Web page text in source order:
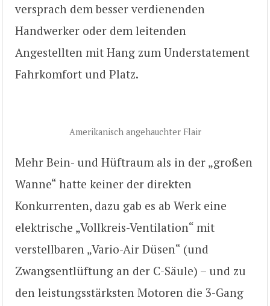
versprach dem besser verdienenden
Handwerker oder dem leitenden
Angestellten mit Hang zum Understatement
Fahrkomfort und Platz.
Amerikanisch angehauchter Flair
Mehr Bein- und Hüftraum als in der „großen
Wanne“ hatte keiner der direkten
Konkurrenten, dazu gab es ab Werk eine
elektrische „Vollkreis-Ventilation“ mit
verstellbaren „Vario-Air Düsen“ (und
Zwangsentlüftung an der C-Säule) – und zu
den leistungsstärksten Motoren die 3-Gang